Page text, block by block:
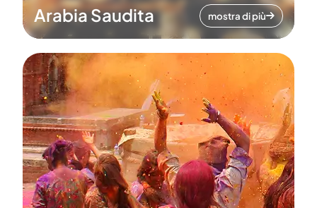
Arabia Saudita mostra di più